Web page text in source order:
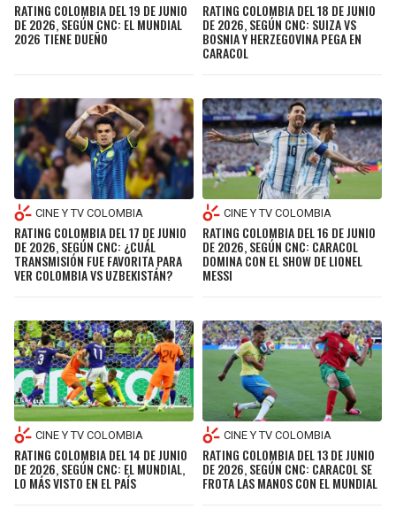
RATING COLOMBIA DEL 19 DE JUNIO
DE 2026, SEGÚN CNC: EL MUNDIAL
2026 TIENE DUEÑO
RATING COLOMBIA DEL 18 DE JUNIO
DE 2026, SEGÚN CNC: SUIZA VS
BOSNIA Y HERZEGOVINA PEGA EN
CARACOL
CINE Y TV COLOMBIA
RATING COLOMBIA DEL 17 DE JUNIO
DE 2026, SEGÚN CNC: ¿CUÁL
TRANSMISIÓN FUE FAVORITA PARA
VER COLOMBIA VS UZBEKISTÁN?
CINE Y TV COLOMBIA
RATING COLOMBIA DEL 16 DE JUNIO
DE 2026, SEGÚN CNC: CARACOL
DOMINA CON EL SHOW DE LIONEL
MESSI
CINE Y TV COLOMBIA
RATING COLOMBIA DEL 14 DE JUNIO
DE 2026, SEGÚN CNC: EL MUNDIAL,
LO MÁS VISTO EN EL PAÍS
CINE Y TV COLOMBIA
RATING COLOMBIA DEL 13 DE JUNIO
DE 2026, SEGÚN CNC: CARACOL SE
FROTA LAS MANOS CON EL MUNDIAL